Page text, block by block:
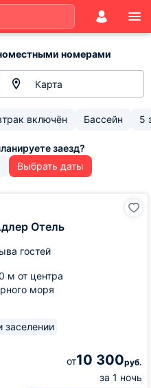
номерами
Карта
включён Бассейн 5
Выбрать даты
Отель
гостей
м от центра
моря
заселении
от10 300руб.
за 1 ночь